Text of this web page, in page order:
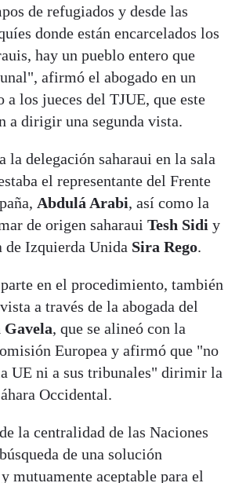
de refugiados y desde las
donde están encarcelados los
hay un pueblo entero que
afirmó el abogado en un
los jueces del TJUE, que este
a dirigir una segunda vista.
la delegación saharaui en la sala
el representante del Frente
Abdulá Arabi, así como la
de origen saharaui Tesh Sidi y
de Izquierda Unida Sira Rego.
parte en el procedimiento, también
a través de la abogada del
Gavela, que se alineó con la
Europea y afirmó que "no
UE ni a sus tribunales" dirimir la
Occidental.
la centralidad de las Naciones
de una solución
mutuamente aceptable para el